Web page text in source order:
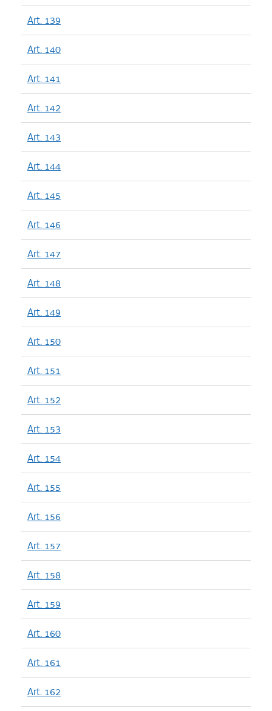
Art. 139
Art. 140
Art. 141
Art. 142
Art. 143
Art. 144
Art. 145
Art. 146
Art. 147
Art. 148
Art. 149
Art. 150
Art. 151
Art. 152
Art. 153
Art. 154
Art. 155
Art. 156
Art. 157
Art. 158
Art. 159
Art. 160
Art. 161
Art. 162